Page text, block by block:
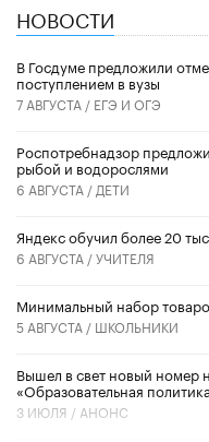
НОВОСТИ
В Госдуме предложили
поступлением в вузы
7 АВГУСТА / ЕГЭ И ОГЭ
Роспотребнадзор
рыбой и водорослями
6 АВГУСТА / ДЕТИ
​Яндекс обучил более 20
6 АВГУСТА /УЧИТЕЛЯ
Минимальный набор
5 АВГУСТА / ШКОЛЬНИКИ
Вышел в свет новый номер
«Образовательная
3 ИЮЛЯ / АНОНС